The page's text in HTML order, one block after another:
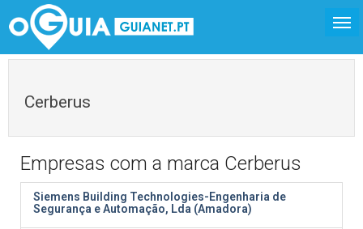
Cerberus
Empresas com a marca Cerberus
Siemens Building Technologies-Engenharia de
Segurança e Automação, Lda (Amadora)